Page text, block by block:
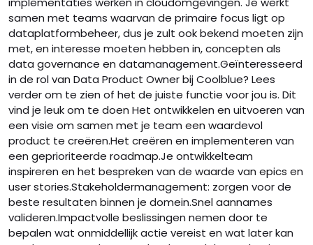
samen met teams waarvan de primaire focus ligt op
dataplatformbeheer, dus je zult ook bekend moeten zijn
met, en interesse moeten hebben in, concepten als
data governance en datamanagement.Geïnteresseerd
in de rol van Data Product Owner bij Coolblue? Lees
verder om te zien of het de juiste functie voor jou is. Dit
vind je leuk om te doen Het ontwikkelen en uitvoeren van
een visie om samen met je team een waardevol
product te creëren.Het creëren en implementeren van
een geprioriteerde roadmap.Je ontwikkelteam
inspireren en het bespreken van de waarde van epics en
user stories.Stakeholdermanagement: zorgen voor de
beste resultaten binnen je domein.Snel aannames
valideren.Impactvolle beslissingen nemen door te
bepalen wat onmiddellijk actie vereist en wat later kan